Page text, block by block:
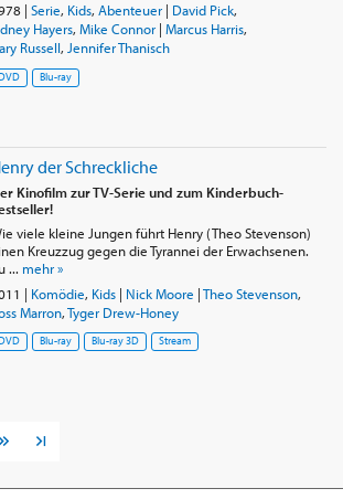
| Serie, Kids, Abenteuer| David Pick,
Hayers, Mike Connor| Marcus Harris,
Russell, Jennifer Thanisch
Blu-ray
der Schreckliche
Kinofilm zur TV-Serie und zum Kinderbuch-
viele kleine Jungen führt Henry (Theo Stevenson)
Kreuzzug gegen die Tyrannei der Erwachsenen.
... mehr »
| Komödie, Kids| Nick Moore |Theo Stevenson,
Marron,Tyger Drew-Honey
Blu-ray Blu-ray 3D Stream
SeiteNächste Seite